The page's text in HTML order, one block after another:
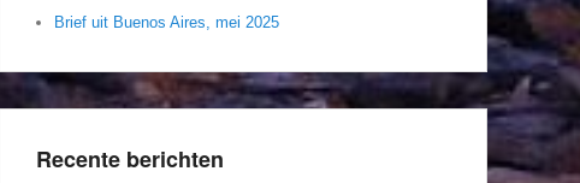
Brief uit Buenos Aires, mei 2025
Recente berichten